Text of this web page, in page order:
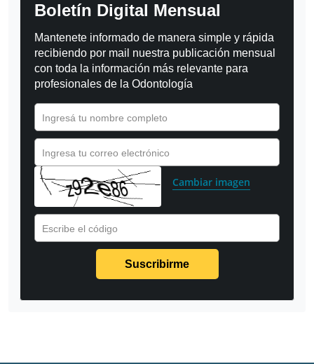
Boletín Digital Mensual
Mantenete informado de manera simple y rápida
recibiendo por mail nuestra publicación mensual
con toda la información más relevante para
profesionales de la Odontología
Ingresá tu nombre completo
Ingresa tu correo electrónico
Cambiar imagen
Escribe el código